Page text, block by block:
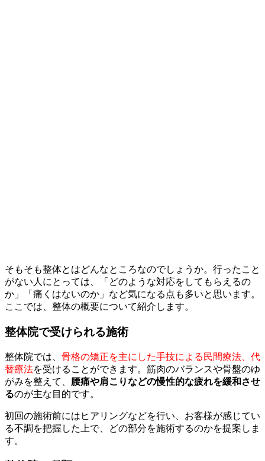
そもそも整体とはどんなところなのでしょうか。行ったこと
がない人にとっては、「どのような対応をしてもらえるの
か」「痛くはないのか」など気になる点も多いと思います。
ここでは、整体の概要について紹介します。
整体院で受けられる施術
整体院では、 骨格の矯正を主にした手技による民間療法、代
替療法を受けることができます。筋肉のバランスや骨盤のゆ
がみを整えて、 腰痛や肩こりなどの慢性的な疲れを緩和させ
るのが主な目的です。
初回の施術前にはヒアリングなどを行い、お客様が感じてい
る不調を把握した上で、どの部分を施術するのかを提案しま
す。